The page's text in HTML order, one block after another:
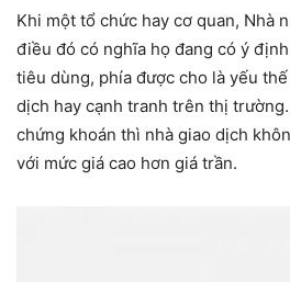
Khi một tổ chức hay cơ quan, Nhà
điều đó có nghĩa họ đang có ý
tiêu dùng, phía được cho là yếu
dịch hay cạnh tranh trên thị
chứng khoán thì nhà giao dịch
với mức giá cao hơn giá trần.